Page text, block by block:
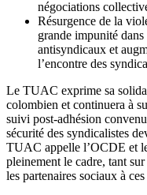
négociations
Résurgence de la
grande impunité
antisyndicaux et
l’encontre des
Le TUAC exprime sa
colombien et continuera à
suivi post-adhésion
sécurité des syndicalistes
TUAC appelle l’OCDE et
pleinement le cadre, tant
les partenaires sociaux à